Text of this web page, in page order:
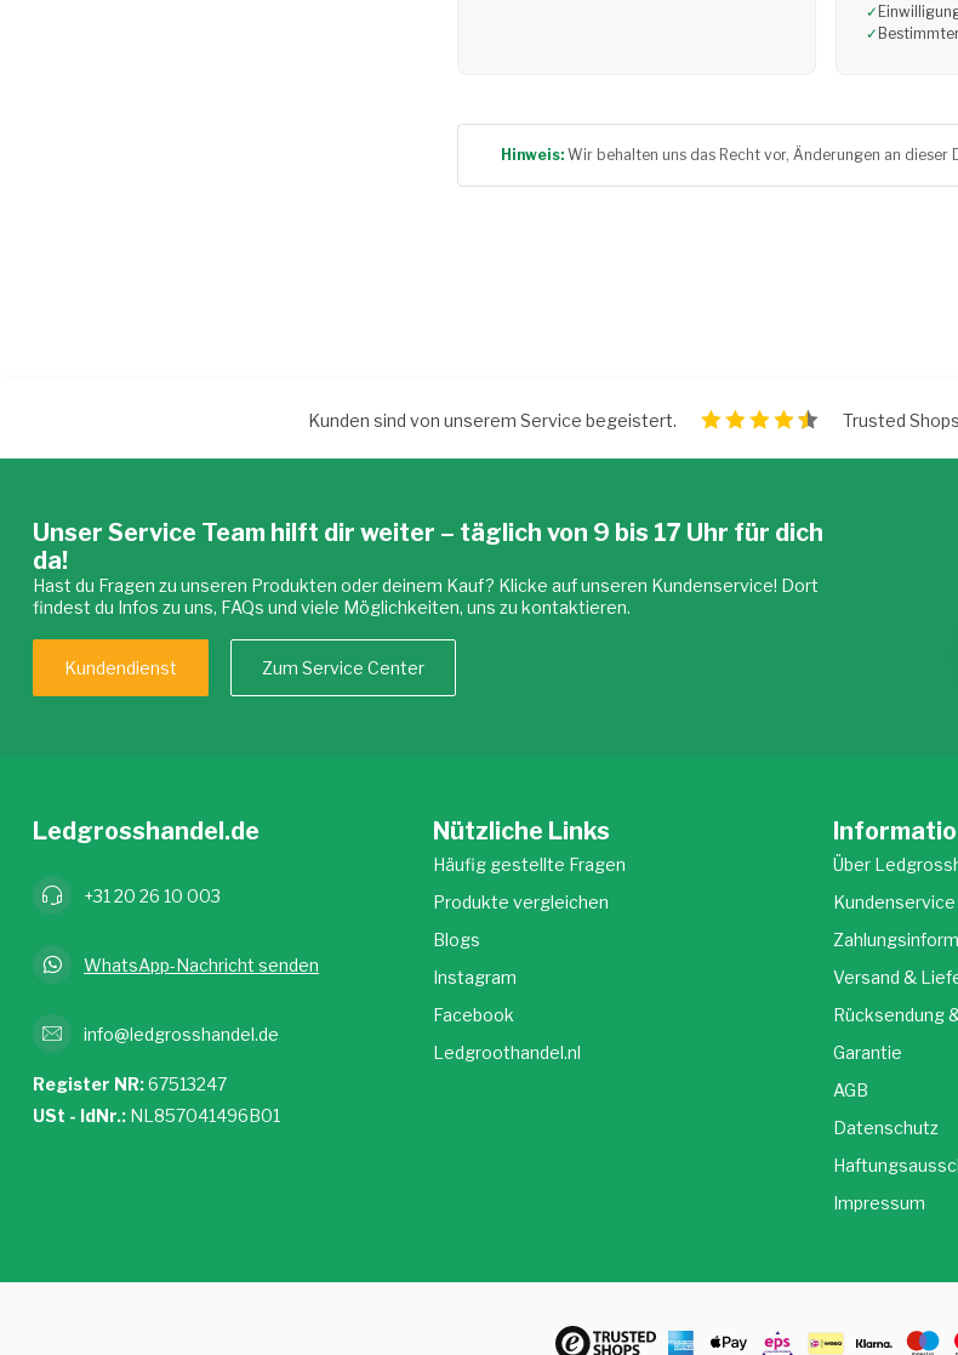
✓
✓
Hinweis:Wir behalten uns das Recht vor, Änderungen an dieser
Kunden sind von unserem Service begeistert. Trusted
Unser Service Team hilft dir weiter – täglich von 9 bis 17 Uhr für dich
da!
Hast du Fragen zu unseren Produkten oder deinem Kauf? Klicke auf unseren Kundenservice! Dort
findest du Infos zu uns, FAQs und viele Möglichkeiten, uns zu kontaktieren.
Kundendienst Zum Service Center
Ledgrosshandel.de
+31 20 26 10 003
WhatsApp-Nachricht senden
info@ledgrosshandel.de
Register NR:67513247
USt - IdNr.: NL857041496B01
Nützliche Links
Häufig gestellte Fragen
Produkte vergleichen
Blogs
Instagram
Facebook
Ledgroothandel.nl
Über
Versand &
Rücksendung
Garantie
AGB
Datenschutz
Impressum